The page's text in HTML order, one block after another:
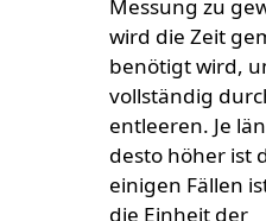
Messung zu
wird die Zeit
benötigt wird,
vollständig
entleeren. Je
desto höher ist
einigen Fällen
die Einheit der